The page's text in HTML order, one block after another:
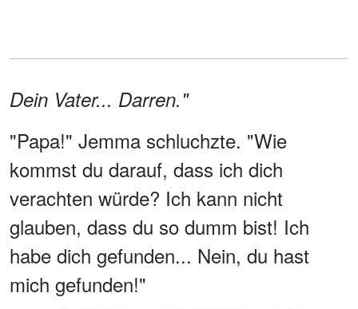
Dein Vater... Darren."
"Papa!" Jemma schluchzte. "Wie
kommst du darauf, dass ich dich
verachten würde? Ich kann nicht
glauben, dass du so dumm bist! Ich
habe dich gefunden... Nein, du hast
mich gefunden!"